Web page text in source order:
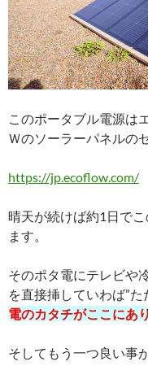
このポータブル電源は
Ｗのソーラーパネルの
https://jp.ecoflow.com/
晴天が続けば約1日で
ます。
そのポタ電にテレビや
を直接挿していわば”た
電のカタチがここにあ
そしてもう一つ良い事が